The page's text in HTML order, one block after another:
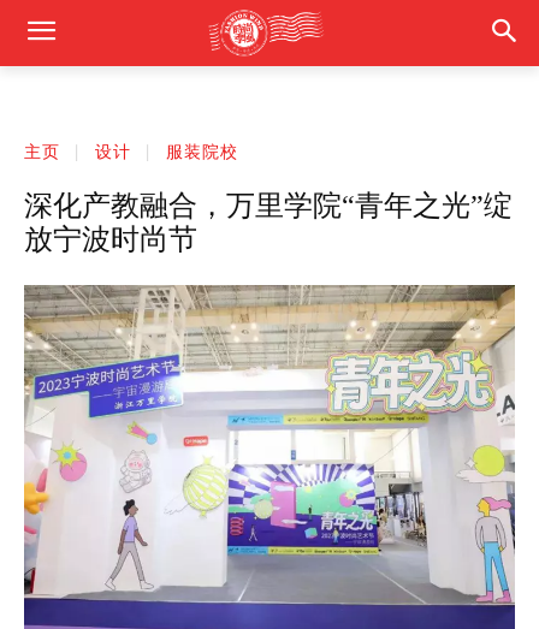
主页 设计 服装院校
深化产教融合，万里学院“青年之光”绽
放宁波时尚节